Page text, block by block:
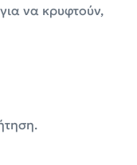
να κρυφτούν,